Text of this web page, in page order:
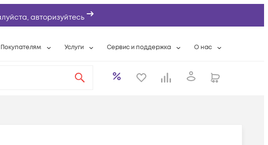
авторизуйтесь
Покупателям Услуги
Расширенная гарантия
Сервис и поддержка
Разовые выездные работы
О нас
Контактная